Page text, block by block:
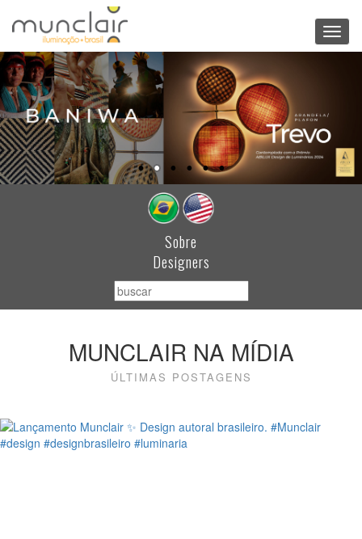
Sobre
Designers
MUNCLAIR NA MÍDIA
ÚLTIMAS POSTAGENS